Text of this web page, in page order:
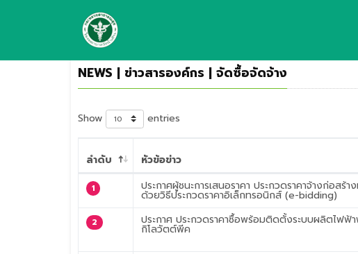
NEWS | ข่าวสารองค์กร | จัดซื้อจัดจ้าง
Show entries
ลำดับ หัวข้อข่าว
1 ประกาศผู้ชนะการเสนอราคา ประกวดราคาจ้างก่อสร้
ด้วยวิธีประกวดราคาอิเล็กทรอนิกส์ (e-bidding)
2 ประกาศ ประกวดราคาซื้อพร้อมติดตั้งระบบผลิตไฟ
กิโลวัตต์พีค